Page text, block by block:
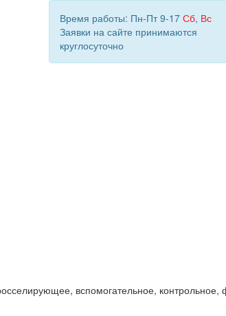
Время работы: Пн-Пт 9-17 Сб, Вс
Заявки на сайте принимаются
круглосуточно
вспомогательное,